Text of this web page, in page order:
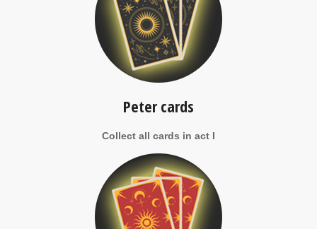
Peter cards
Collect all cards in act I